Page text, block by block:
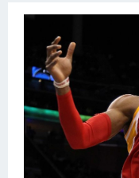
Категории